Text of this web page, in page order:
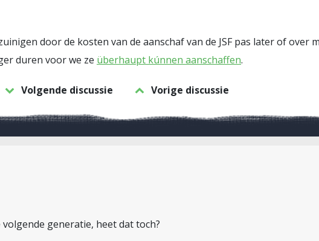
door de kosten van de aanschaf van de JSF pas later of over
duren voor we ze überhaupt kúnnen aanschaffen.
Volgende discussie Vorige discussie
generatie, heet dat toch?